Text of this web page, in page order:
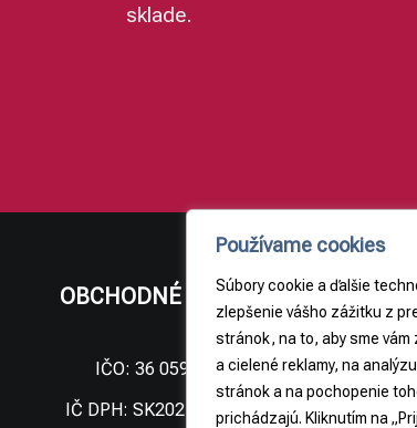
Používame cookies
Súbory cookie a ďalšie
zlepšenie vášho zážitku z
stránok, na to, aby sme
a cielené reklamy, na
stránok a na pochopenie
prichádzajú. Kliknutím na
sklade.
OBCHODNÉ ÚDAJE
IČO: 36 059 099
IČ DPH: SK2021733065